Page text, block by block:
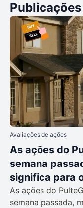
Avaliações de ações
As ações do
semana
significa para
As ações do
semana passada,